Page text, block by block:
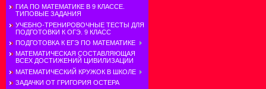
ГИА ПО МАТЕМАТИКЕ В 9 КЛАССЕ.
ТИПОВЫЕ ЗАДАНИЯ
УЧЕБНО-ТРЕНИРОВОЧНЫЕ ТЕСТЫ ДЛЯ
ПОДГОТОВКИ К ОГЭ. 9 КЛАСС
ПОДГОТОВКА К ЕГЭ ПО МАТЕМАТИКЕ
МАТЕМАТИЧЕСКАЯ СОСТАВЛЯЮЩАЯ
ВСЕХ ДОСТИЖЕНИЙ ЦИВИЛИЗАЦИИ
МАТЕМАТИЧЕСКИЙ КРУЖОК В ШКОЛЕ
ЗАДАЧКИ ОТ ГРИГОРИЯ ОСТЕРА